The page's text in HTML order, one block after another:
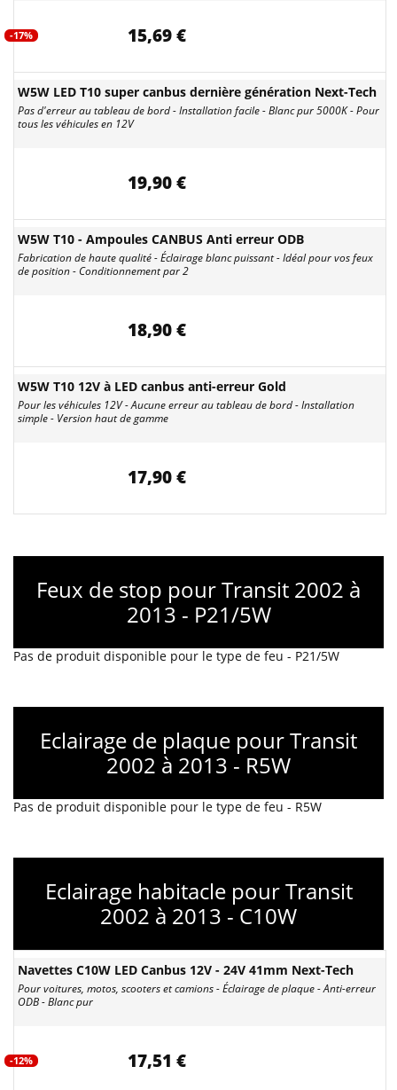
-17% 15,69 €
W5W LED T10 super canbus dernière génération Next-Tech
Pas d'erreur au tableau de bord - Installation facile - Blanc pur 5000K - Pour
tous les véhicules en 12V
19,90 €
W5W T10 - Ampoules CANBUS Anti erreur ODB
Fabrication de haute qualité - Éclairage blanc puissant - Idéal pour vos feux
de position - Conditionnement par 2
18,90 €
W5W T10 12V à LED canbus anti-erreur Gold
Pour les véhicules 12V - Aucune erreur au tableau de bord - Installation
simple - Version haut de gamme
17,90 €
Feux de stop pour Transit 2002 à
2013 - P21/5W
Pas de produit disponible pour le type de feu - P21/5W
Eclairage de plaque pour Transit
2002 à 2013 - R5W
Pas de produit disponible pour le type de feu - R5W
Eclairage habitacle pour Transit
2002 à 2013 - C10W
Navettes C10W LED Canbus 12V - 24V 41mm Next-Tech
Pour voitures, motos, scooters et camions - Éclairage de plaque - Anti-erreur
ODB - Blanc pur
-12% 17,51 €